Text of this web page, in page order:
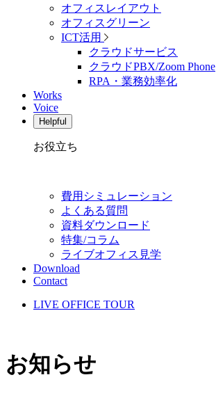
オフィスレイアウト
オフィスグリーン
ICT活用
クラウドサービス
クラウドPBX/Zoom Phone
RPA・業務効率化
Works
Voice
Helpful
お役立ち
費用シミュレーション
よくある質問
資料ダウンロード
特集/コラム
ライブオフィス見学
Download
Contact
LIVE OFFICE TOUR
お知らせ